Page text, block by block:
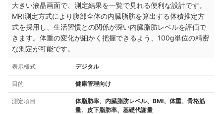
大きい液晶画面で、測定結果を一覧で見れる便利な設計です。
MRI測定方式により腹部全体の内臓脂肪を算出する体積推定方
式を採用し、生活習慣との関係が深い内臓脂肪レベルを評価で
きます。体重の変化が細かく把握できるよう、100g単位の精密
な測定が可能です。
表示様式 デジタル
目的 健康管理向け
測定項目
体脂肪率、内臓脂肪レベル、BMI、体重、骨格筋
量、皮下脂肪率、基礎代謝量